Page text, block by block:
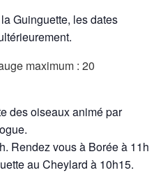
Guinguette, les dates
maximum : 20
des oiseaux animé par
Rendez vous à Borée à 11h
au Cheylard à 10h15.